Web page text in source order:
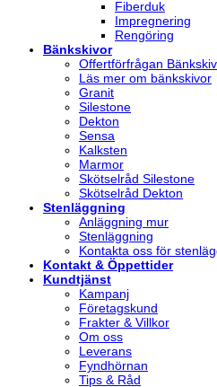
Fiberduk
Impregnering
Rengöring
Bänkskivor
Offertförfrågan
Läs mer om bänkskivor
Granit
Silestone
Dekton
Sensa
Kalksten
Marmor
Skötselråd Silestone
Skötselråd Dekton
Stenläggning
Anläggning mur
Stenläggning
Kontakta oss för
Kontakt & Öppettider
Kundtjänst
Kampanj
Företagskund
Frakter & Villkor
Om oss
Leverans
Fyndhörnan
Tips & Råd